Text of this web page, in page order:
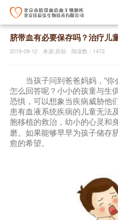
脐带血有必要保存吗？治疗儿
2019-09-12 来源:原创 阅读数：1472
当孩子问到爸爸妈妈，“你
怎么回答呢？小小的孩童与生
恐惧，可以想象当疾病威胁他
患有血液系统疾病的儿童无法
胞移植的救治，幼小的心灵和
磨。如果能够早早为孩子储存
愈的希望。